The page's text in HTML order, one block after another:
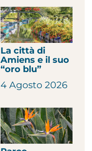
La città di
Amiens e il suo
“oro blu”
4 Agosto 2026